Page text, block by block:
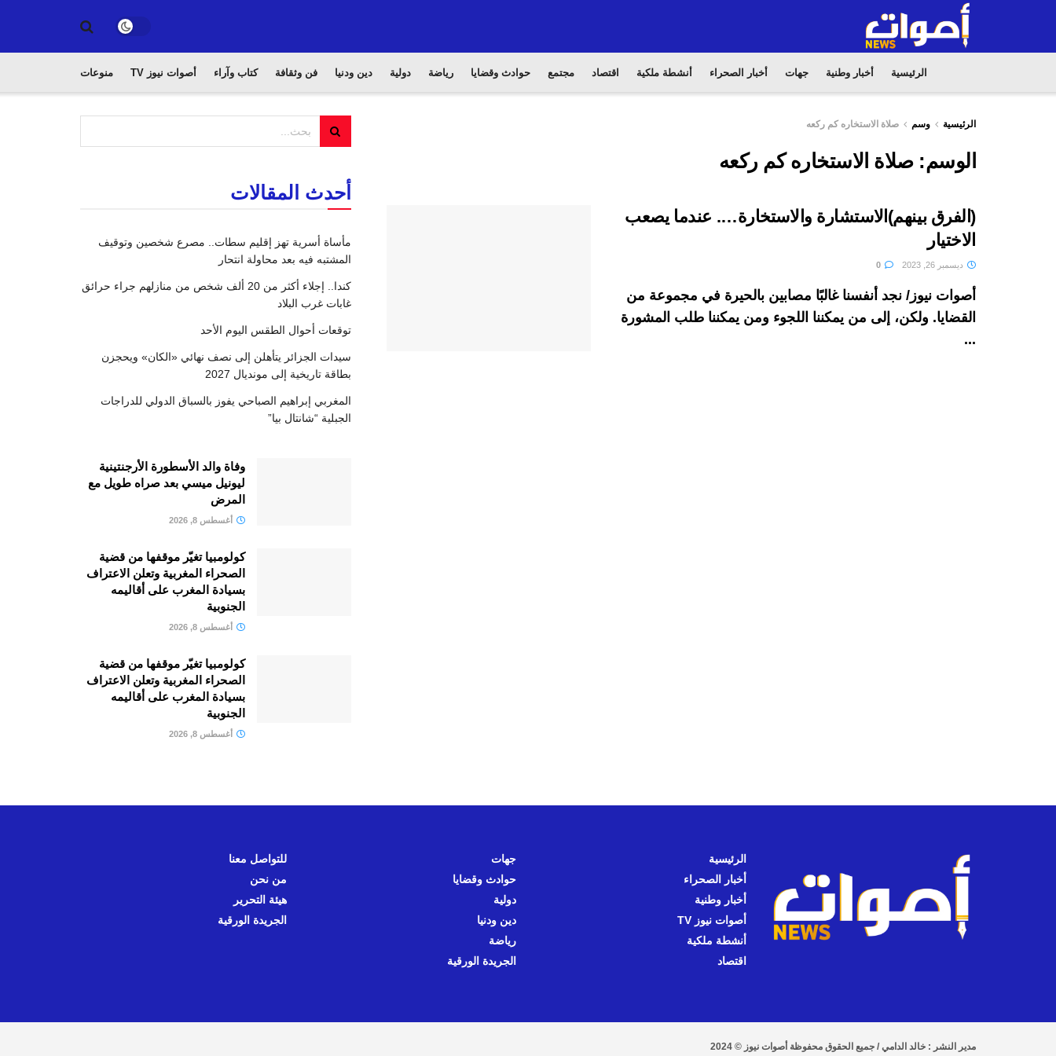
الرئيسية أخبار وطنية جهات أخبار الصحراء أنشطة ملكية اقتصاد مجتمع حوادث وقضايا رياضة دولية دين ودنيا فن وثقافة كتاب وآراء أصوات نيوز TV منوعات
الرئيسية وسم صلاة الاستخاره كم ركعه
الوسم:صلاة الاستخاره كم ركعه
(الفرق بينهم)الاستشارة والاستخارة…. عندما يصعب
الاختيار
ديسمبر 26, 2023
أصوات نيوز/ نجد أنفسنا غالبًا مصابين بالحيرة في مجموعة من
القضايا. ولكن، إلى من يمكننا اللجوء ومن يمكننا طلب المشورة
...
أحدث المقالات
مأساة أسرية تهز إقليم سطات.. مصرع شخصين وتوقيف
المشتبه فيه بعد محاولة انتحار
كندا.. إجلاء أكثر من 20 ألف شخص من منازلهم جراء حرائق
غابات غرب البلاد
توقعات أحوال الطقس اليوم الأحد
سيدات الجزائر يتأهلن إلى نصف نهائي «الكان» ويحجزن
بطاقة تاريخية إلى مونديال 2027
المغربي إبراهيم الصباحي يفوز بالسباق الدولي للدراجات
الجبلية “شانتال بيا”
وفاة والد الأسطورة الأرجنتينية
ليونيل ميسي بعد صراه طويل مع
المرض
أغسطس 8, 2026
كولومبيا تغيّر موقفها من قضية
الصحراء المغربية وتعلن الاعتراف
بسيادة المغرب على أقاليمه
الجنوبية
أغسطس 8, 2026
كولومبيا تغيّر موقفها من قضية
الصحراء المغربية وتعلن الاعتراف
بسيادة المغرب على أقاليمه
الجنوبية
أغسطس 8, 2026
الرئيسية
أخبار الصحراء
أخبار وطنية
أصوات نيوز TV
أنشطة ملكية
اقتصاد
جهات
حوادث وقضايا
دولية
دين ودنيا
رياضة
الجريدة الورقية
للتواصل معنا
من نحن
هيئة التحرير
الجريدة الورقية
مدير النشر : خالد الدامي / جميع الحقوق محفوظة أصوات نيوز © 2024